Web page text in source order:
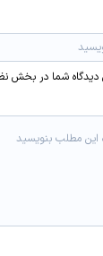
دیدگاه شما در بخش